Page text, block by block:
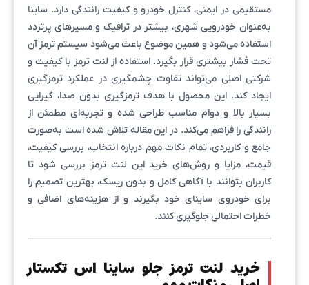
مستقیمی در ایمنی، کنترل خودرو و کیفیت رانندگی دارد. ساینا
به‌عنوان خودرویی شهری، بیشتر در ترافیک و مسیرهای پرتردد
استفاده می‌شود و همین موضوع باعث می‌شود سیستم ترمز آن
تحت فشار بیشتری قرار بگیرد. استفاده از لنت ترمز با کیفیت و
شرکتی اصلی می‌تواند تفاوت چشمگیری در عملکرد ترمزگیری
ایجاد کند. این محصول با هدف ترمزگیری بدون صدا، گیرایی
بسیار بالا و دوام مناسب طراحی شده و تجربه‌ای مطمئن از
رانندگی را فراهم می‌کند. در این مقاله تلاش شده است به‌صورت
جامع و کاربردی، تمام نکات مهم درباره انتخاب، بررسی کیفیت،
قیمت، مزایا و روش‌های خرید این لنت ترمز بررسی شود تا
کاربران بتوانند با آگاهی کامل و بدون ریسک، بهترین تصمیم را
برای خودروی ساینای خود بگیرند و از هزینه‌های اضافی و
خطرات احتمالی جلوگیری کنند.
خرید لنت ترمز جلو ساینا اس تکستار